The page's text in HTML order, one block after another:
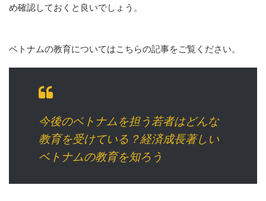
め確認しておくと良いでしょう。
ベトナムの教育についてはこちらの記事をご覧ください。
今後のベトナムを担う若者はどんな
教育を受けている？経済成長著しい
ベトナムの教育を知ろう